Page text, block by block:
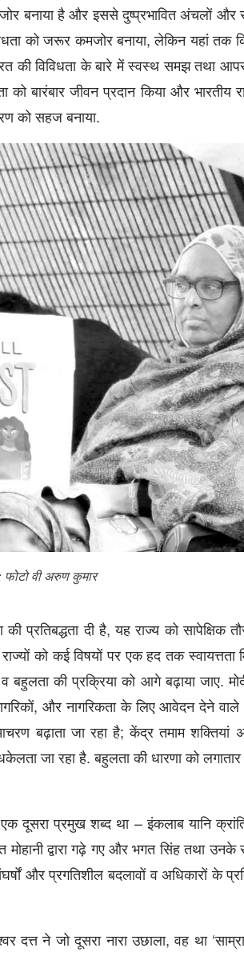
बनाया है और इससे दुष्प्रभावित अंचलों और
को जरूर कमजोर बनाया, लेकिन यहां तक
की विविधता के बारे में स्वस्थ समझ तथा
को बारंबार जीवन प्रदान किया और
को सहज बनाया.
फोटो वी अरुण कुमार
प्रतिबद्धता दी है, यह राज्य को
को कई विषयों पर एक हद तक स्वायत्तता
बहुलता की प्रक्रिया को आगे बढ़ाया जाए.
और नागरिकता के लिए आवेदन देने
बढ़ाता जा रहा है; केंद्र तमाम
जा रहा है. बहुलता की धारणा को
दूसरा प्रमुख शब्द था – इंकलाब यानि
द्वारा गढ़े गए और भगत सिंह तथा उनके
और प्रगतिशील बदलावों व अधिकारों के
ने जो दूसरा नारा उछाला, वह था